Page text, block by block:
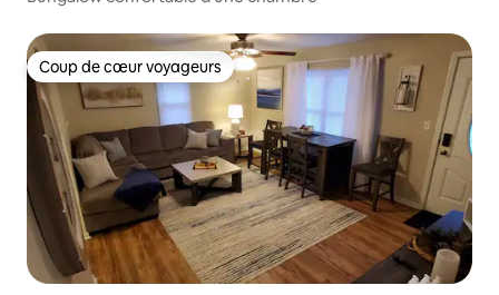
Coup de cœur voyageurs
Coup de cœur voyageurs